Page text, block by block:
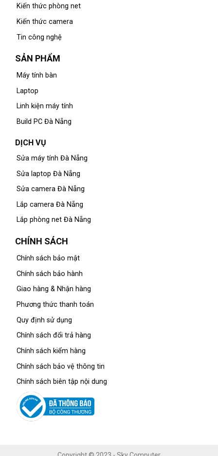
Kiến thức phòng net
Kiến thức camera
Tin công nghệ
SẢN PHẨM
Máy tính bàn
Laptop
Linh kiện máy tính
Build PC Đà Nẵng
DỊCH VỤ
Sửa máy tính Đà Nẵng
Sửa laptop Đà Nẵng
Sửa camera Đà Nẵng
Lắp camera Đà Nẵng
Lắp phòng net Đà Nẵng
CHÍNH SÁCH
Chính sách bảo mật
Chính sách bảo hành
Giao hàng & Nhận hàng
Phương thức thanh toán
Quy định sử dụng
Chính sách đổi trả hàng
Chính sách kiểm hàng
Chính sách bảo vệ thông tin
Chính sách biên tập nội dung